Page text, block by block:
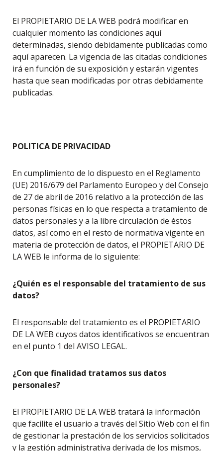
El PROPIETARIO DE LA WEB podrá modificar en
cualquier momento las condiciones aquí
determinadas, siendo debidamente publicadas como
aquí aparecen. La vigencia de las citadas condiciones
irá en función de su exposición y estarán vigentes
hasta que sean modificadas por otras debidamente
publicadas.
POLITICA DE PRIVACIDAD
En cumplimiento de lo dispuesto en el Reglamento
(UE) 2016/679 del Parlamento Europeo y del Consejo
de 27 de abril de 2016 relativo a la protección de las
personas físicas en lo que respecta a tratamiento de
datos personales y a la libre circulación de éstos
datos, así como en el resto de normativa vigente en
materia de protección de datos, el PROPIETARIO DE
LA WEB le informa de lo siguiente:
¿Quién es el responsable del tratamiento de sus
datos?
El responsable del tratamiento es el PROPIETARIO
DE LA WEB cuyos datos identificativos se encuentran
en el punto 1 del AVISO LEGAL.
¿Con que finalidad tratamos sus datos
personales?
El PROPIETARIO DE LA WEB tratará la información
que facilite el usuario a través del Sitio Web con el fin
de gestionar la prestación de los servicios solicitados
y la gestión administrativa derivada de los mismos,